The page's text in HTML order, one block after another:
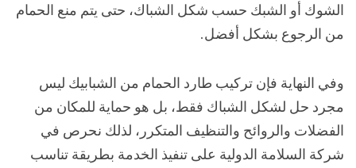
الشوك أو الشبك حسب شكل الشباك، حتى يتم منع الحمام
من الرجوع بشكل أفضل.
وفي النهاية فإن تركيب طارد الحمام من الشبابيك ليس
مجرد حل لشكل الشباك فقط، بل هو حماية للمكان من
الفضلات والروائح والتنظيف المتكرر، لذلك نحرص في
شركة السلامة الدولية على تنفيذ الخدمة بطريقة تناسب